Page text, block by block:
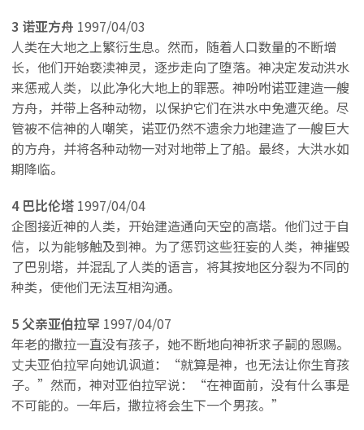
3 诺亚方舟 1997/04/03
人类在大地之上繁衍生息。然而，随着人口数量的不断增
长，他们开始亵渎神灵，逐步走向了堕落。神决定发动洪水
来惩戒人类，以此净化大地上的罪恶。神吩咐诺亚建造一艘
方舟，并带上各种动物，以保护它们在洪水中免遭灭绝。尽
管被不信神的人嘲笑，诺亚仍然不遗余力地建造了一艘巨大
的方舟，并将各种动物一对对地带上了船。最终，大洪水如
期降临。
4 巴比伦塔 1997/04/04
企图接近神的人类，开始建造通向天空的高塔。他们过于自
信，以为能够触及到神。为了惩罚这些狂妄的人类，神摧毁
了巴别塔，并混乱了人类的语言，将其按地区分裂为不同的
种类，使他们无法互相沟通。
5 父亲亚伯拉罕 1997/04/07
年老的撒拉一直没有孩子，她不断地向神祈求子嗣的恩赐。
丈夫亚伯拉罕向她讥讽道：“就算是神，也无法让你生育孩
子。”然而，神对亚伯拉罕说：“在神面前， 没有什么事是
不可能的。一年后，撒拉将会生下一个男孩。”